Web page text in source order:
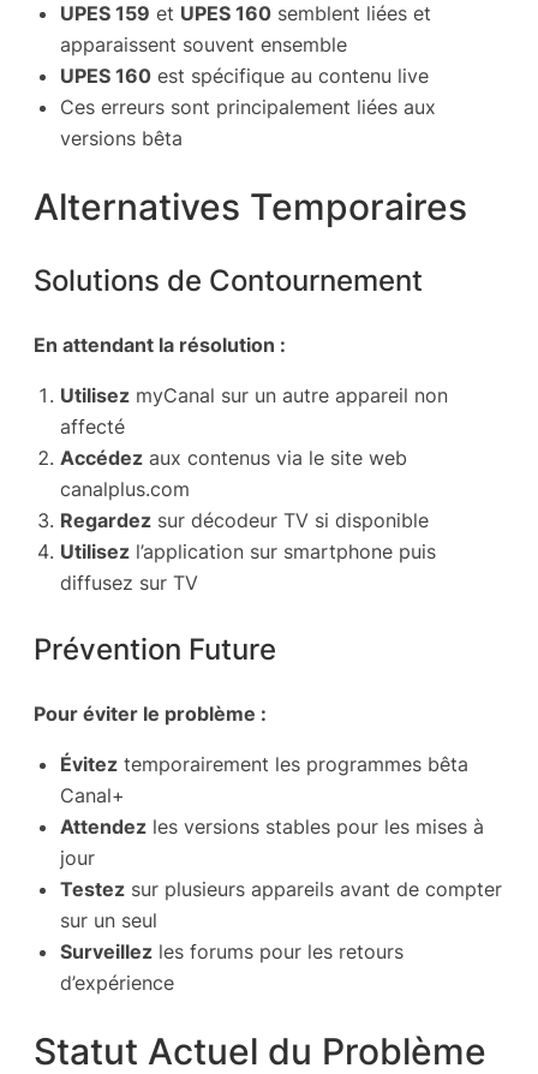
UPES 159 et UPES 160 semblent liées et
apparaissent souvent ensemble
UPES 160 est spécifique au contenu live
Ces erreurs sont principalement liées aux
versions bêta
Alternatives Temporaires
Solutions de Contournement
En attendant la résolution :
Utilisez myCanal sur un autre appareil non
affecté
Accédez aux contenus via le site web
canalplus.com
Regardez sur décodeur TV si disponible
Utilisez l’application sur smartphone puis
diffusez sur TV
Prévention Future
Pour éviter le problème :
Évitez temporairement les programmes bêta
Canal+
Attendez les versions stables pour les mises à
jour
Testez sur plusieurs appareils avant de compter
sur un seul
Surveillez les forums pour les retours
d’expérience
Statut Actuel du Problème